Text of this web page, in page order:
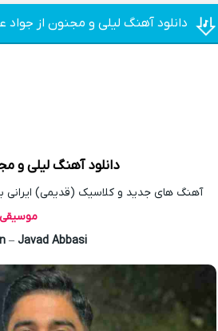
دانلود آهنگ لیلی و مجنون از جواد
دانلود آهنگ لیلی و
آهنگ های جدید و کلاسیک (قدیمی) ایرانی
–Javad Abbasi